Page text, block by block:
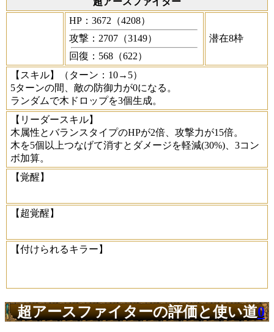
HP：3672（4208）
攻撃：2707（3149）
回復：568（622）
潜在8枠
【スキル】
（ターン：10→5）
5ターンの間、敵の防御力が0になる。
ランダムで木ドロップを3個生成。
【リーダースキル】
木属性とバランスタイプのHPが2倍、攻撃力が15倍。
木を5個以上つなげて消すとダメージを軽減(30%)、3コン
ボ加算。
【覚醒】
【超覚醒】
【付けられるキラー】
超アースファイターの評価と使い道0